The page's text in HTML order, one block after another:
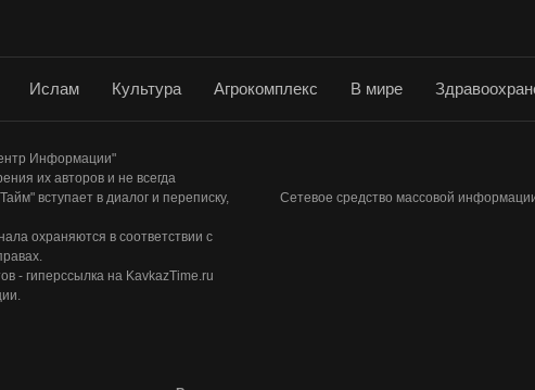
Ислам Культура Агрокомплекс В мире
Информации"
их авторов и не всегда
вступает в диалог и переписку,
охраняются в соответствии с
- гиперссылка на KavkazTime.ru
Сетевое средство массовой